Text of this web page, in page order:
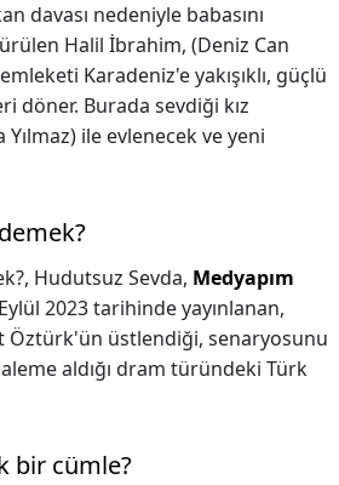
davası nedeniyle babasını
Halil İbrahim, (Deniz Can
Karadeniz'e yakışıklı, güçlü
döner. Burada sevdiği kız
ile evlenecek ve yeni
Hudutsuz Sevda, Medyapım
2023 tarihinde yayınlanan,
üstlendiği, senaryosunu
aldığı dram türündeki Türk
bir cümle?